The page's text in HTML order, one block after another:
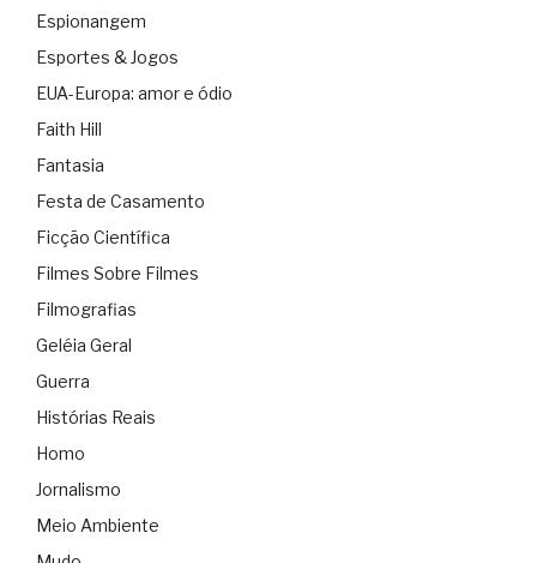
Espionangem
Esportes & Jogos
EUA-Europa: amor e ódio
Faith Hill
Fantasia
Festa de Casamento
Ficção Científica
Filmes Sobre Filmes
Filmografias
Geléia Geral
Guerra
Histórias Reais
Homo
Jornalismo
Meio Ambiente